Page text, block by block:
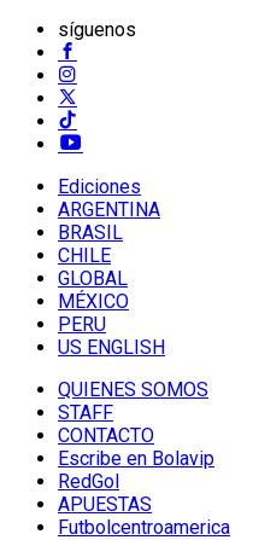
síguenos
Ediciones
ARGENTINA
BRASIL
CHILE
GLOBAL
MÉXICO
PERU
US ENGLISH
QUIENES SOMOS
STAFF
CONTACTO
Escribe en Bolavip
RedGol
APUESTAS
Futbolcentroamerica